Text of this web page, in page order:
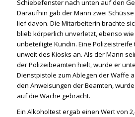
Schiebefenster nach unten auf den
Daraufhin gab der Mann zwei
lief davon. Die Mitarbeiterin brachte
blieb körperlich unverletzt, ebenso
unbeteiligte Kundin. Eine Polizeistreife
unweit des Kiosks an. Als der Mann
der Polizeibeamten hielt, wurde er
Dienstpistole zum Ablegen der Waffe
den Anweisungen der Beamten,
auf die Wache gebracht.
Ein Alkoholtest ergab einen Wert von